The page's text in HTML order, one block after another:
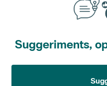
Suggeriments,